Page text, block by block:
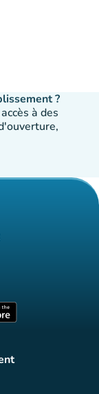
?
à des
onglet)